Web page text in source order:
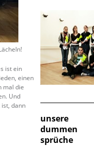
ist ein
einen
mal die
Und
dann
unsere
dummen
sprüche